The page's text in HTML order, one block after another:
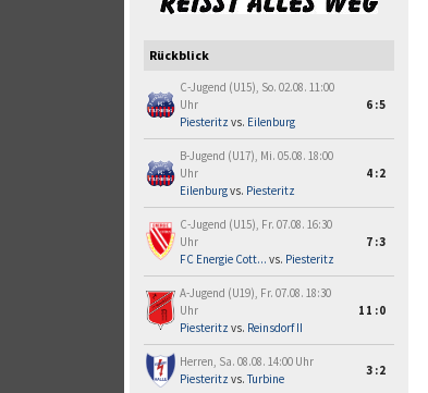
Rückblick
C-Jugend (U15), So. 02.08. 11:00
Uhr
Piesteritz vs. Eilenburg
6:5
B-Jugend (U17), Mi. 05.08. 18:00
Uhr
Eilenburgvs. Piesteritz
4:2
C-Jugend (U15), Fr. 07.08. 16:30
Uhr
FC Energie Cott... vs. Piesteritz
7:3
A-Jugend (U19), Fr. 07.08. 18:30
Uhr
Piesteritz vs. Reinsdorf II
11:0
Herren, Sa. 08.08. 14:00 Uhr
Piesteritz vs.Turbine
3:2